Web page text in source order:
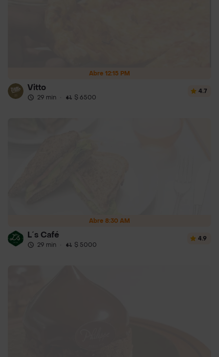
Abre 12:15 PM
Vitto
29 min · $ 6500
4.7
Abre 8:30 AM
L´s Café
29 min · $ 5000
4.9